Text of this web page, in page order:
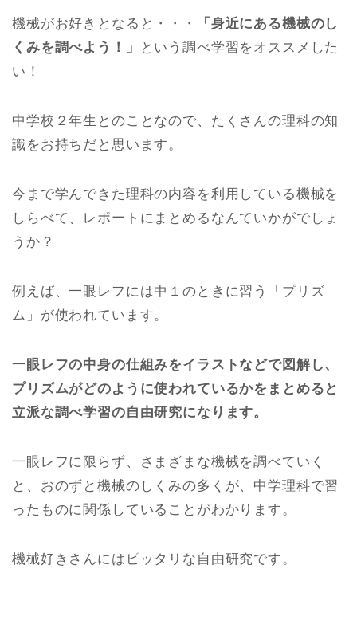
機械がお好きとなると・・・
「身近にある機械のし
くみを調べよう！」
という調べ学習をオススメした
い！
中学校２年生とのことなので、たくさんの理科の知
識をお持ちだと思います。
今まで学んできた理科の内容を利用している機械を
しらべて、レポートにまとめるなんていかがでしょ
うか？
例えば、一眼レフには中１のときに習う「プリズ
ム」が使われています。
一眼レフの中身の仕組みをイラストなどで図解し、
プリズムがどのように使われているかをまとめると
立派な調べ学習の自由研究になります。
一眼レフに限らず、さまざまな機械を調べていく
と、おのずと機械のしくみの多くが、中学理科で習
ったものに関係していることがわかります。
機械好きさんにはピッタリな自由研究です。